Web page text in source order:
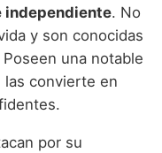
independiente. No
y son conocidas
una notable
las convierte en
por su